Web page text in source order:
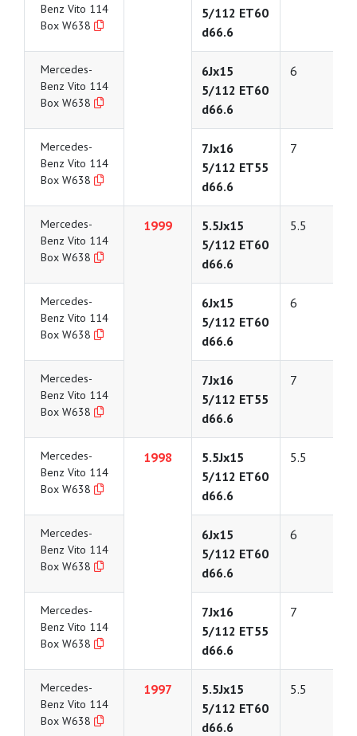
Benz Vito 114
Box W638
5/112 ET60
d66.6
Mercedes-
Benz Vito 114
Box W638
6Jx15
5/112 ET60
d66.6
6
Mercedes-
Benz Vito 114
Box W638
7Jx16
5/112 ET55
d66.6
7
Mercedes-
Benz Vito 114
Box W638
1999
5.5Jx15
5/112 ET60
d66.6
5.5
Mercedes-
Benz Vito 114
Box W638
6Jx15
5/112 ET60
d66.6
6
Mercedes-
Benz Vito 114
Box W638
7Jx16
5/112 ET55
d66.6
7
Mercedes-
Benz Vito 114
Box W638
1998
5.5Jx15
5/112 ET60
d66.6
5.5
Mercedes-
Benz Vito 114
Box W638
6Jx15
5/112 ET60
d66.6
6
Mercedes-
Benz Vito 114
Box W638
7Jx16
5/112 ET55
d66.6
7
Mercedes-
Benz Vito 114
Box W638
1997
5.5Jx15
5/112 ET60
d66.6
5.5